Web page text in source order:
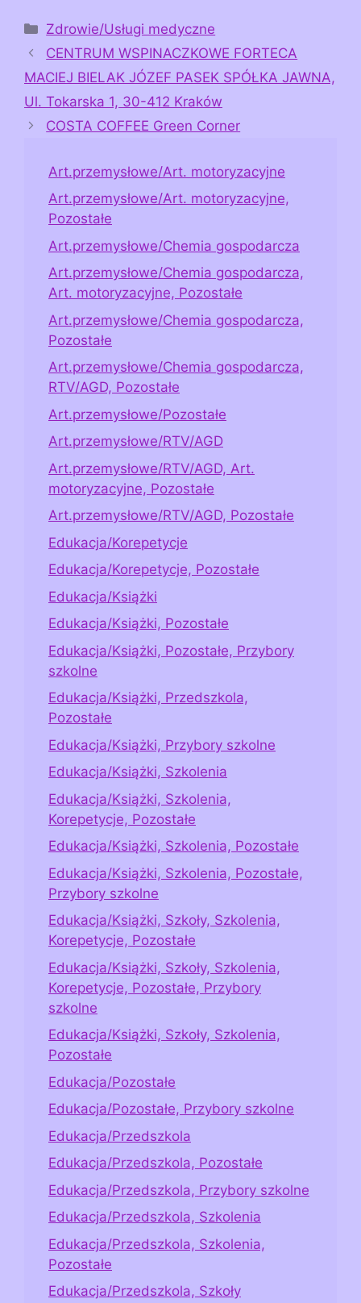
Kategorie
Zdrowie/Usługi medyczne
CENTRUM WSPINACZKOWE FORTECA
MACIEJ BIELAK JÓZEF PASEK SPÓŁKA JAWNA,
Ul. Tokarska 1, 30-412 Kraków
COSTA COFFEE Green Corner
Art.przemysłowe/Art. motoryzacyjne
Art.przemysłowe/Art. motoryzacyjne,
Pozostałe
Art.przemysłowe/Chemia gospodarcza
Art.przemysłowe/Chemia gospodarcza,
Art. motoryzacyjne, Pozostałe
Art.przemysłowe/Chemia gospodarcza,
Pozostałe
Art.przemysłowe/Chemia gospodarcza,
RTV/AGD, Pozostałe
Art.przemysłowe/Pozostałe
Art.przemysłowe/RTV/AGD
Art.przemysłowe/RTV/AGD, Art.
motoryzacyjne, Pozostałe
Art.przemysłowe/RTV/AGD, Pozostałe
Edukacja/Korepetycje
Edukacja/Korepetycje, Pozostałe
Edukacja/Książki
Edukacja/Książki, Pozostałe
Edukacja/Książki, Pozostałe, Przybory
szkolne
Edukacja/Książki, Przedszkola,
Pozostałe
Edukacja/Książki, Przybory szkolne
Edukacja/Książki, Szkolenia
Edukacja/Książki, Szkolenia,
Korepetycje, Pozostałe
Edukacja/Książki, Szkolenia, Pozostałe
Edukacja/Książki, Szkolenia, Pozostałe,
Przybory szkolne
Edukacja/Książki, Szkoły, Szkolenia,
Korepetycje, Pozostałe
Edukacja/Książki, Szkoły, Szkolenia,
Korepetycje, Pozostałe, Przybory
szkolne
Edukacja/Książki, Szkoły, Szkolenia,
Pozostałe
Edukacja/Pozostałe
Edukacja/Pozostałe, Przybory szkolne
Edukacja/Przedszkola
Edukacja/Przedszkola, Pozostałe
Edukacja/Przedszkola, Przybory szkolne
Edukacja/Przedszkola, Szkolenia
Edukacja/Przedszkola, Szkolenia,
Pozostałe
Edukacja/Przedszkola, Szkoły